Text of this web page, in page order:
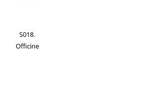
S018.
Officine